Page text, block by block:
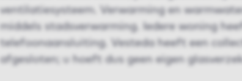
ventilatiesysteem. Verwarming en
middels stadsverwarming. Iedere woning
telefoonaansluiting. Vesteda heeft een
afgesloten; u hoeft dus geen eigen